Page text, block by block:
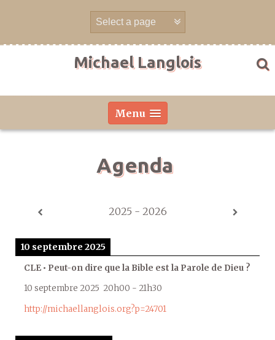
Michael Langlois
Menu
Agenda
2025 - 2026
10 septembre 2025
CLE • Peut-on dire que la Bible est la Parole de Dieu ?
10 septembre 2025 20h00 - 21h30
http://michaellanglois.org?p=24701